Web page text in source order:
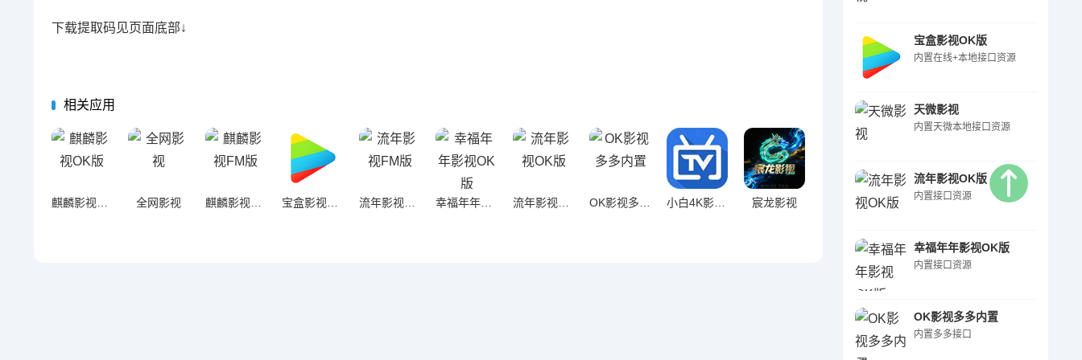
宝盒影视OK版
内置在线+本地接口资源
天微影视
内置天微本地接口资源
流年影视OK版
内置接口资源
幸福年年影视OK版
内置接口资源
OK影视多多内置
内置多多接口
下载提取码见页面底部↓
相关应用
全网影视 宸龙影视